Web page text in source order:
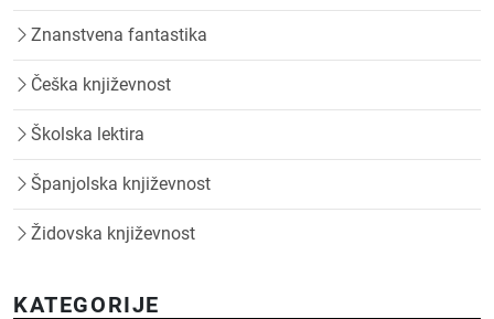
Znanstvena fantastika
Češka književnost
Školska lektira
Španjolska književnost
Židovska književnost
KATEGORIJE